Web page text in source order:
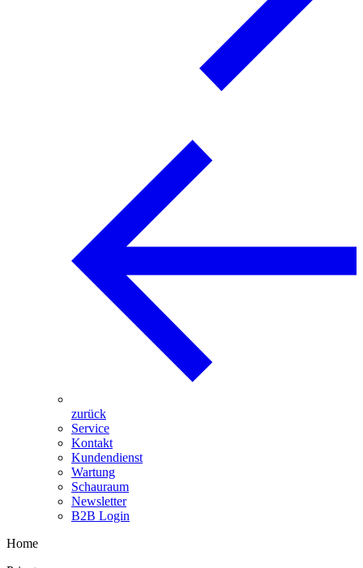
zurück
Service
Kontakt
Kundendienst
Wartung
Schauraum
Newsletter
B2B Login
Home